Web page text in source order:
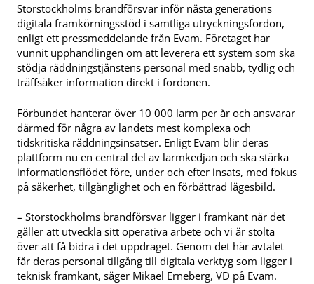
Storstockholms brandförsvar inför nästa generations
digitala framkörningsstöd i samtliga utryckningsfordon,
enligt ett pressmeddelande från Evam. Företaget har
vunnit upphandlingen om att leverera ett system som ska
stödja räddningstjänstens personal med snabb, tydlig och
träffsäker information direkt i fordonen.
Förbundet hanterar över 10 000 larm per år och ansvarar
därmed för några av landets mest komplexa och
tidskritiska räddningsinsatser. Enligt Evam blir deras
plattform nu en central del av larmkedjan och ska stärka
informationsflödet före, under och efter insats, med fokus
på säkerhet, tillgänglighet och en förbättrad lägesbild.
– Storstockholms brandförsvar ligger i framkant när det
gäller att utveckla sitt operativa arbete och vi är stolta
över att få bidra i det uppdraget. Genom det här avtalet
får deras personal tillgång till digitala verktyg som ligger i
teknisk framkant, säger Mikael Erneberg, VD på Evam.